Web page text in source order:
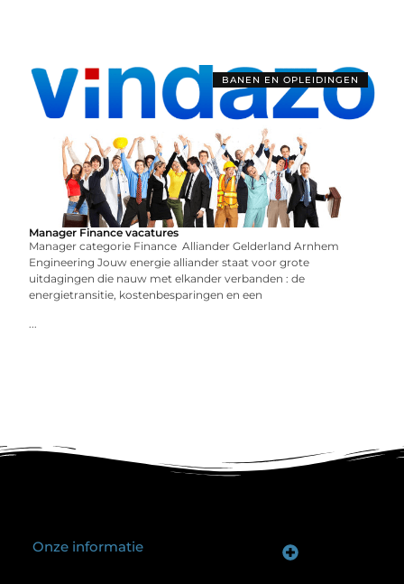
BANEN EN OPLEIDINGEN
Manager Finance vacatures
Manager categorie Finance Alliander Gelderland Arnhem
Engineering Jouw energie alliander staat voor grote
uitdagingen die nauw met elkander verbanden : de
energietransitie, kostenbesparingen en een
...
Onze informatie